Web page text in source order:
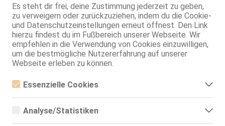
Es steht dir frei, deine Zustimmung jederzeit zu geben,
zu verweigern oder zurückzuziehen, indem du die Cookie-
und Datenschutzeinstellungen erneut öffnest. Den Link
hierzu findest du im Fußbereich unserer Webseite. Wir
empfehlen in die Verwendung von Cookies einzuwilligen,
um die bestmögliche Nutzererfahrung auf unserer
Webseite erleben zu können.
Essenzielle Cookies
Essenzielle Cookies sind alle notwendigen Cookies, die für den
ermöglicht werden. Die Webseite kann ohne diese Cookies nicht
Analyse/Statistiken
Analyse- bzw. Statistikcookies sind Cookies, die der Analyse der
ZK, 69, Franz b. Ihr, Schmu., Kuscheln, Körperküs., KBp, FE
Live Sex Cam
LIVE KumarLegacy
männl., 35 Jahre, mollig, 1,70m - 1,80m, 61-65kg, behaart, orientalisch
Englisch
76.6km, Hünderstr. 9
Renata bei XXL4You
XXL4You - Mollige Ladies